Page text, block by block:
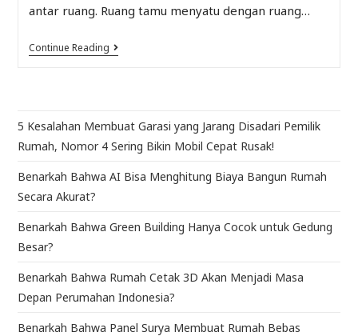
antar ruang. Ruang tamu menyatu dengan ruang…
Continue Reading
5 Kesalahan Membuat Garasi yang Jarang Disadari Pemilik
Rumah, Nomor 4 Sering Bikin Mobil Cepat Rusak!
Benarkah Bahwa AI Bisa Menghitung Biaya Bangun Rumah
Secara Akurat?
Benarkah Bahwa Green Building Hanya Cocok untuk Gedung
Besar?
Benarkah Bahwa Rumah Cetak 3D Akan Menjadi Masa
Depan Perumahan Indonesia?
Benarkah Bahwa Panel Surya Membuat Rumah Bebas